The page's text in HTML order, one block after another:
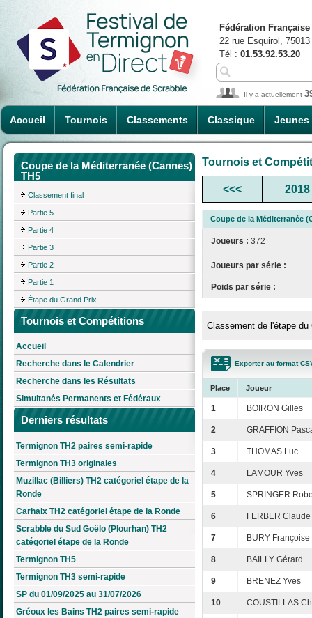
Accueil Tournois Classements Classique Jeunes
Fédération
22 rue Esquirol,
Tél : 01.53.92.53.20
Il y a actuellement
Coupe de la Méditerranée (Cannes)
TH5
Classement final
Partie 5
Partie 4
Partie 3
Partie 2
Partie 1
Étape du Grand Prix
Tournois et Compétitions
Accueil
Recherche dans le Calendrier
Recherche dans les Résultats
Simultanés Permanents et Fédéraux
Derniers résultats
Termignon TH2 paires semi-rapide
Termignon TH3 originales
Muzillac (Billiers) TH2 catégoriel étape de la
Ronde
Carhaix TH2 catégoriel étape de la Ronde
Scrabble du Sud Goëlo (Plourhan) TH2
catégoriel étape de la Ronde
Termignon TH5
Termignon TH3 semi-rapide
SP du 01/09/2025 au 31/07/2026
Gréoux les Bains TH2 paires semi-rapide
Tournois et
<<< 2018
Coupe de la Méditerranée
Joueurs : 372
Joueurs par série :
Poids par série :
Classement de l'étape du
Exporter au format
Place Joueur
1 BOIRON Gilles
2 GRAFFION
3 THOMAS Luc
4 LAMOUR Yves
5 SPRINGER
6 FERBER Claude
7 BURY Françoise
8 BAILLY Gérard
9 BRENEZ Yves
10 COUSTILLAS